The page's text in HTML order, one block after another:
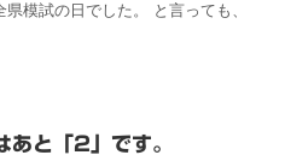
模試の日でした。 と言っても、
あと「2」です。